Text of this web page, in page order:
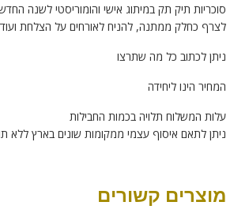
סוכריות תיק תק במיתוג אישי והומוריסטי לשנה
לצרף כחלק ממתנה, להניח לאורחים על הצלחת
ניתן לכתוב כל מה שתרצו
המחיר הינו ליחידה
עלות המשלוח תלויה בכמות החבילות
ניתן לתאם איסוף עצמי ממקומות שונים בארץ ללא
מוצרים קשורים